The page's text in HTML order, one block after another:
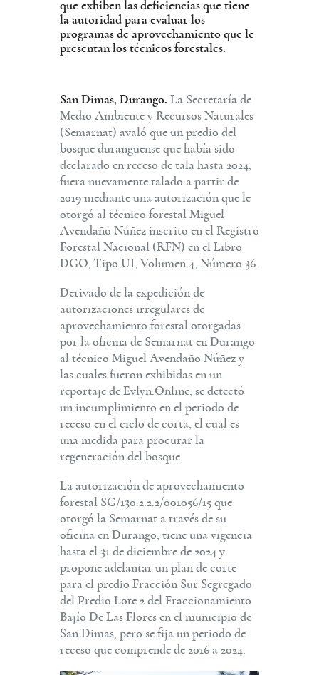
que exhiben las deficiencias que tiene
la autoridad para evaluar los
programas de aprovechamiento que le
presentan los técnicos forestales.
San Dimas, Durango. La Secretaría de
Medio Ambiente y Recursos Naturales
(Semarnat) avaló que un predio del
bosque duranguense que había sido
declarado en receso de tala hasta 2024,
fuera nuevamente talado a partir de
2019 mediante una autorización que le
otorgó al técnico forestal Miguel
Avendaño Núñez inscrito en el Registro
Forestal Nacional (RFN) en el Libro
DGO, Tipo UI, Volumen 4, Número 36.
Derivado de la expedición de
autorizaciones irregulares de
aprovechamiento forestal otorgadas
por la oficina de Semarnat en Durango
al técnico Miguel Avendaño Núñez y
las cuales fueron exhibidas en un
reportaje de Evlyn.Online, se detectó
un incumplimiento en el periodo de
receso en el ciclo de corta, el cual es
una medida para procurar la
regeneración del bosque.
La autorización de aprovechamiento
forestal SG/130.2.2.2/001056/15 que
otorgó la Semarnat a través de su
oficina en Durango, tiene una vigencia
hasta el 31 de diciembre de 2024 y
propone adelantar un plan de corte
para el predio Fracción Sur Segregado
del Predio Lote 2 del Fraccionamiento
Bajío De Las Flores en el municipio de
San Dimas, pero se fija un periodo de
receso que comprende de 2016 a 2024.